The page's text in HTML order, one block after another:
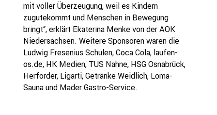
mit voller Überzeugung, weil es Kindern
zugutekommt und Menschen in Bewegung
bringt“, erklärt Ekaterina Menke von der AOK
Niedersachsen. Weitere Sponsoren waren die
Ludwig Fresenius Schulen, Coca Cola, laufen-
os.de, HK Medien, TUS Nahne, HSG Osnabrück,
Herforder, Ligarti, Getränke Weidlich, Loma-
Sauna und Mader Gastro-Service.